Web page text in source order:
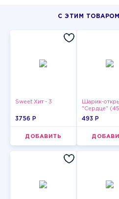
С ЭТИМ
Sweet Хит - 3
3756 P
ДОБАВИТЬ
Шарик-
"Сердце"
2
493 P